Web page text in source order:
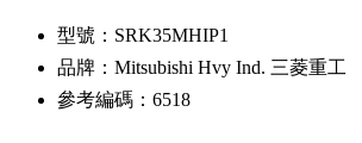
型號：SRK35MHIP1
品牌：Mitsubishi Hvy Ind. 三菱重工
參考編碼：6518